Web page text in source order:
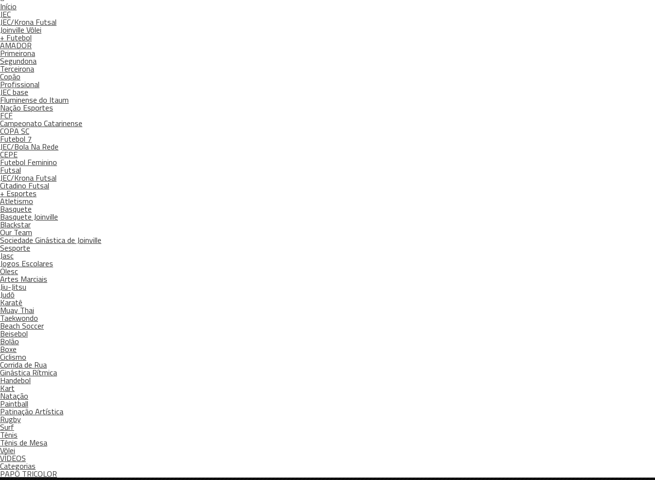
Início
JEC
JEC/Krona Futsal
Joinville Vôlei
+ Futebol
AMADOR
Primeirona
Segundona
Terceirona
Copão
Profissional
JEC base
Fluminense do Itaum
Nação Esportes
FCF
Campeonato Catarinense
COPA SC
Futebol 7
JEC/Bola Na Rede
CEPE
Futebol Feminino
Futsal
JEC/Krona Futsal
Citadino Futsal
+ Esportes
Atletismo
Basquete
Basquete Joinville
Blackstar
Our Team
Sociedade Ginástica de Joinville
Sesporte
Jasc
Jogos Escolares
Olesc
Artes Marciais
Jiu-Jitsu
Judô
Karatê
Muay Thai
Taekwondo
Beach Soccer
Beisebol
Bolão
Boxe
Ciclismo
Corrida de Rua
Ginástica Rítmica
Handebol
Kart
Natação
Paintball
Patinação Artística
Rugby
Surf
Tênis
Tênis de Mesa
Vôlei
VÍDEOS
Categorias
PAPO TRICOLOR